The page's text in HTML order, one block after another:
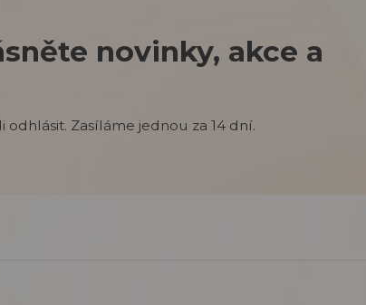
novinky, akce a
odhlásit. Zasíláme jednou za 14 dní.